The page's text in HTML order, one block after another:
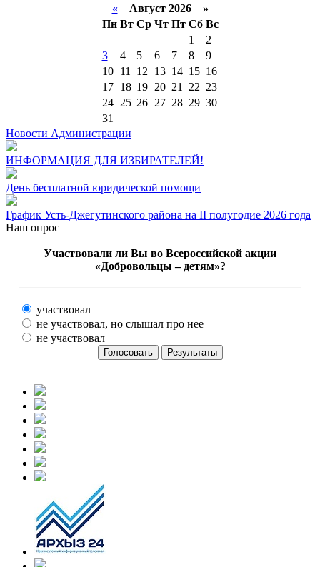
«Август 2026 »
Пн Вт Ср Чт Пт Сб Вс
1
2
3
4 5 6 7 8
9
10
11 12 13 14 15 16
17
18 19 20 21 22 23
24
25 26 27 28 29 30
31
Новости Администрации
ИНФОРМАЦИЯ ДЛЯ ИЗБИРАТЕЛЕЙ!
День бесплатной юридической помощи
График Усть-Джегутинского района на II полугодие 2026 года
Наш опрос
Участвовали ли Вы во Всероссийской акции
«Добровольцы – детям»?
участвовал
не участвовал, но слышал про нее
не участвовал